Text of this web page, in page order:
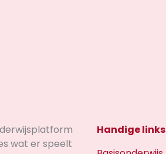
wat er speelt
Handige links